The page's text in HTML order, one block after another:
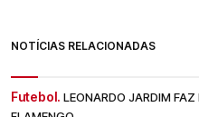
NOTÍCIAS RELACIONADAS
Futebol. LEONARDO JARDIM FAZ